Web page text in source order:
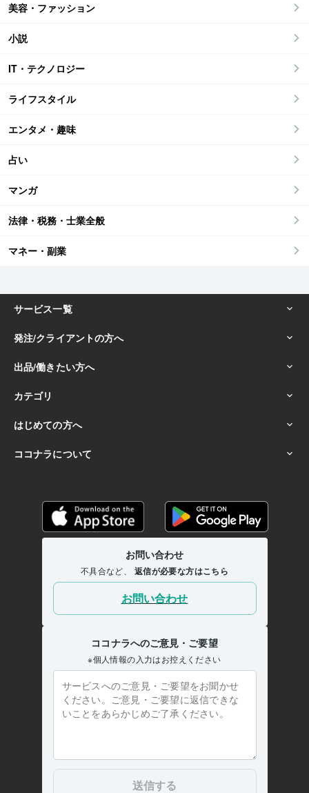
美容・ファッション
小説
IT・テクノロジー
ライフスタイル
エンタメ・趣味
占い
マンガ
法律・税務・士業全般
マネー・副業